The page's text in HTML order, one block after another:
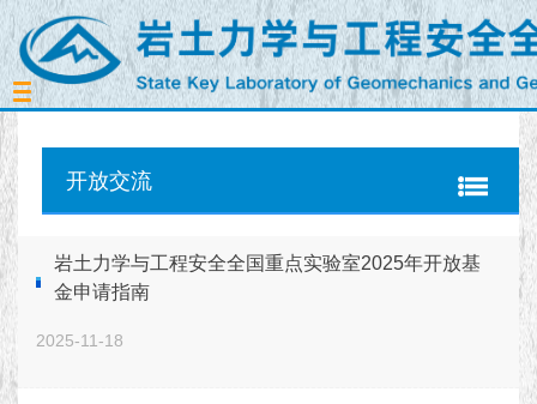
Toggle
开放交流
岩土力学与工程安全全国重点实验室2025年开放基
金申请指南
2025-11-18